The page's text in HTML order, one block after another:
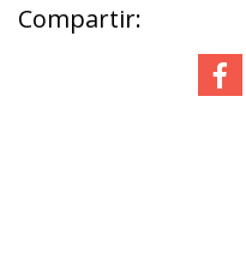
Compartir: